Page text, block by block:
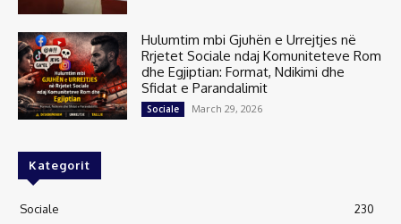
Hulumtim mbi Gjuhën e Urrejtjes në
Rrjetet Sociale ndaj Komuniteteve Rom
dhe Egjiptian: Format, Ndikimi dhe
Sfidat e Parandalimit
Sociale March 29, 2026
Kategorit
Sociale
230